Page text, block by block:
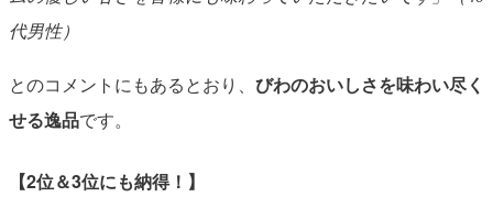
代男性）
とのコメントにもあるとおり、 びわのおいしさを味わい尽く
せる逸品です。
【2位＆3位にも納得！】